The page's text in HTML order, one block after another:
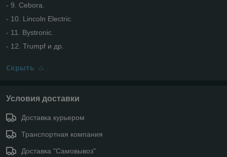
- 9. Cebora.
- 10. Lincoln Electric.
- 11. Bystronic.
- 12. Trumpf и др.
Скрыть
Условия доставки
Доставка курьером
Транспортная компания
Доставка "Самовывоз"